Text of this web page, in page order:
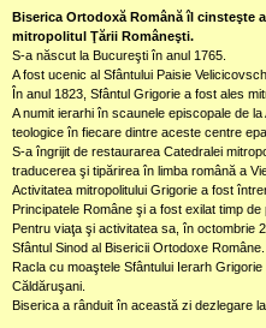
Biserica Ortodoxă Română îl cinsteşte
mitropolitul Ţării Româneşti.
S-a născut la Bucureşti în anul 1765.
A fost ucenic al Sfântului Paisie
În anul 1823, Sfântul Grigorie a fost ales
A numit ierarhi în scaunele episcopale de
teologice în fiecare dintre aceste centre
S-a îngrijit de restaurarea Catedralei
traducerea şi tipărirea în limba română a
Activitatea mitropolitului Grigorie a fost
Principatele Române şi a fost exilat timp
Pentru viaţa şi activitatea sa, în octombrie
Sfântul Sinod al Bisericii Ortodoxe Române.
Racla cu moaştele Sfântului Ierarh
Căldăruşani.
Biserica a rânduit în această zi dezlegare la